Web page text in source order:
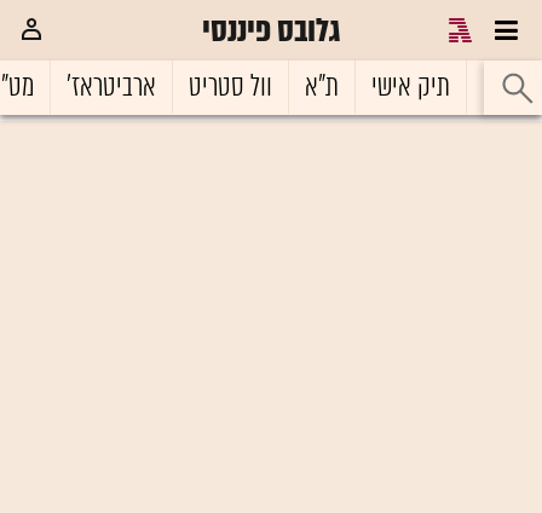
גלובס פיננסי
ראשי תיק אישי ת"א וול סטריט ארביטראז'